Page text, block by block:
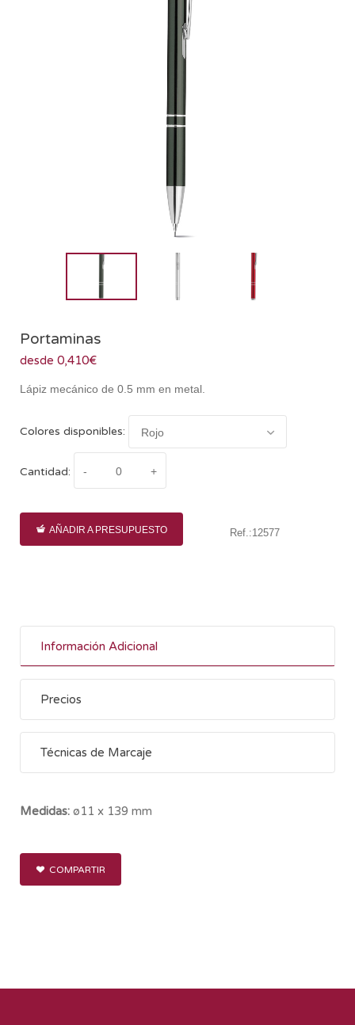
Portaminas
desde 0,410€
Lápiz mecánico de 0.5 mm en metal.
Colores disponibles:
Cantidad:
AÑADIR A PRESUPUESTO Ref.:12577
Información Adicional
Precios
Técnicas de Marcaje
Medidas: ø11 x 139 mm
COMPARTIR